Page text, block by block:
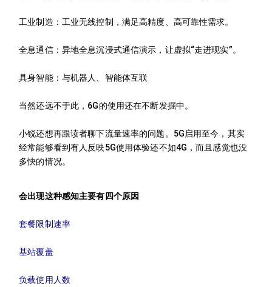
工业制造：工业无线控制，满足高精度、高可靠性需求。
全息通信：异地全息沉浸式通信演示，让虚拟“走进现实”。
具身智能：与机器人、智能体互联
当然还远不于此，6G的使用还在不断发掘中。
小锐还想再跟读者聊下流量速率的问题。5G启用至今，其实
经常能够看到有人反映5G使用体验还不如4G，而且感觉也没
多快的情况。
会出现这种感知主要有四个原因
套餐限制速率
基站覆盖
负载使用人数